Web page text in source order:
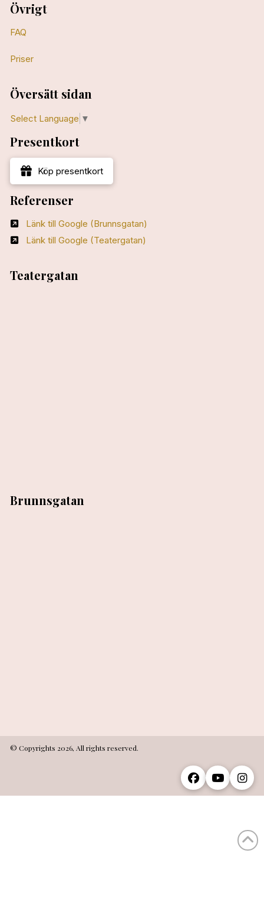
Övrigt
FAQ
Priser
Översätt sidan
Select Language ▼
Presentkort
Köp presentkort
Referenser
Länk till Google (Brunnsgatan)
Länk till Google (Teatergatan)
Teatergatan
Brunnsgatan
© Copyrights 2026, All rights reserved.